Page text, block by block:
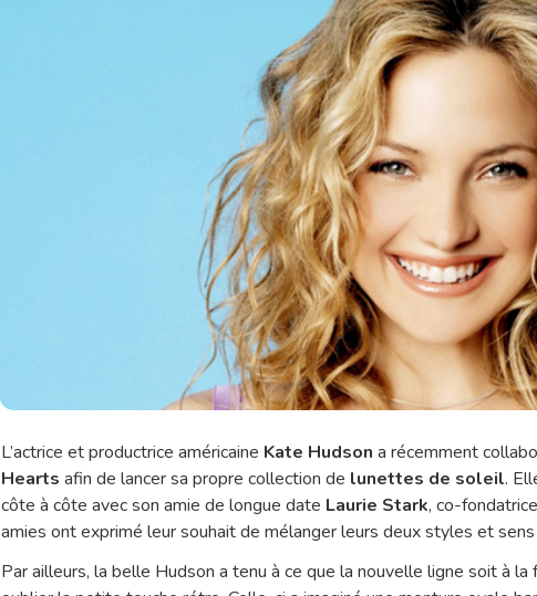
L’actrice et productrice américaine Kate Hudson a récemment
Hearts afin de lancer sa propre collection de lunettes de soleil.
côte à côte avec son amie de longue date Laurie Stark, co-
amies ont exprimé leur souhait de mélanger leurs deux styles et sens
Par ailleurs, la belle Hudson a tenu à ce que la nouvelle ligne soit à la